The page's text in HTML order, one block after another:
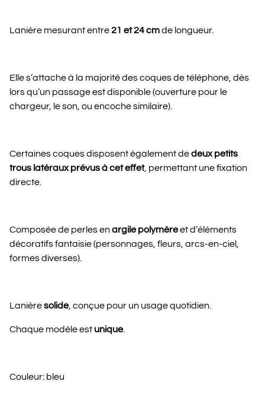
Lanière mesurant entre21 et 24 cmde longueur.
Elle s’attache à la majorité des coques de téléphone, dès
lors qu’un passage est disponible (ouverture pour le
chargeur, le son, ou encoche similaire).
Certaines coques disposent également dedeux petits
trous latéraux prévus à cet effet, permettant une fixation
directe.
Composée de perles enargile polymèreet d’éléments
décoratifs fantaisie (personnages, fleurs, arcs-en-ciel,
formes diverses).
Lanièresolide, conçue pour un usage quotidien.
Chaque modèle est unique.
Couleur: bleu